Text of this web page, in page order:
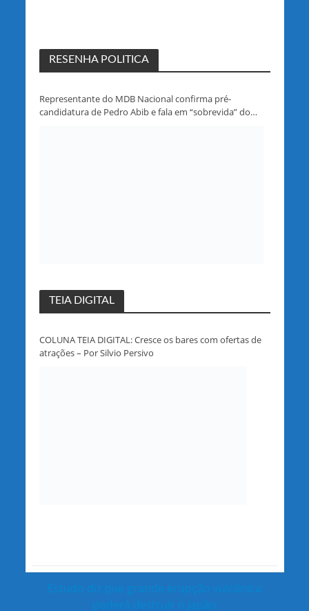
RESENHA POLITICA
Representante do MDB Nacional confirma pré-
candidatura de Pedro Abib e fala em “sobrevida” do
TEIA DIGITAL
COLUNA TEIA DIGITAL: Cresce os bares com ofertas de
atrações – Por Silvio Persivo
Estudo diz que grande erupção vulcânica
poderá destruir o Japão